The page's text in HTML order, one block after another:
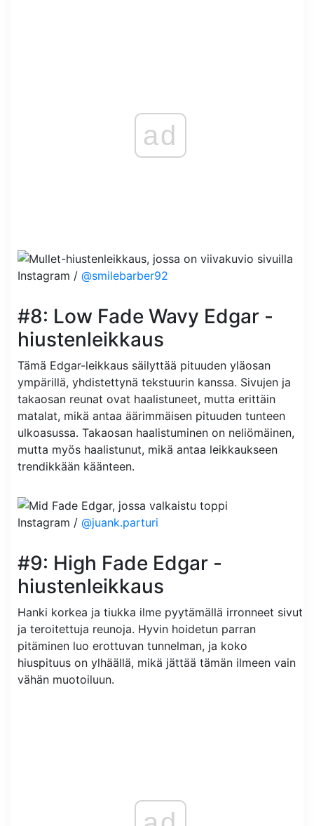
ad
Instagram / @smilebarber92
#8: Low Fade Wavy Edgar -
hiustenleikkaus
Tämä Edgar-leikkaus säilyttää pituuden yläosan
ympärillä, yhdistettynä tekstuurin kanssa. Sivujen ja
takaosan reunat ovat haalistuneet, mutta erittäin
matalat, mikä antaa äärimmäisen pituuden tunteen
ulkoasussa. Takaosan haalistuminen on neliömäinen,
mutta myös haalistunut, mikä antaa leikkaukseen
trendikkään käänteen.
Instagram / @juank.parturi
#9: High Fade Edgar -
hiustenleikkaus
Hanki korkea ja tiukka ilme pyytämällä irronneet sivut
ja teroitettuja reunoja. Hyvin hoidetun parran
pitäminen luo erottuvan tunnelman, ja koko
hiuspituus on ylhäällä, mikä jättää tämän ilmeen vain
vähän muotoiluun.